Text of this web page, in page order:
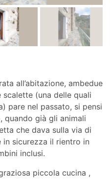
all’abitazione, ambedue
(una delle quali
pare nel passato, si pensi
quando già gli animali
che dava sulla via di
sicurezza il rientro in
inclusi.
piccola cucina ,